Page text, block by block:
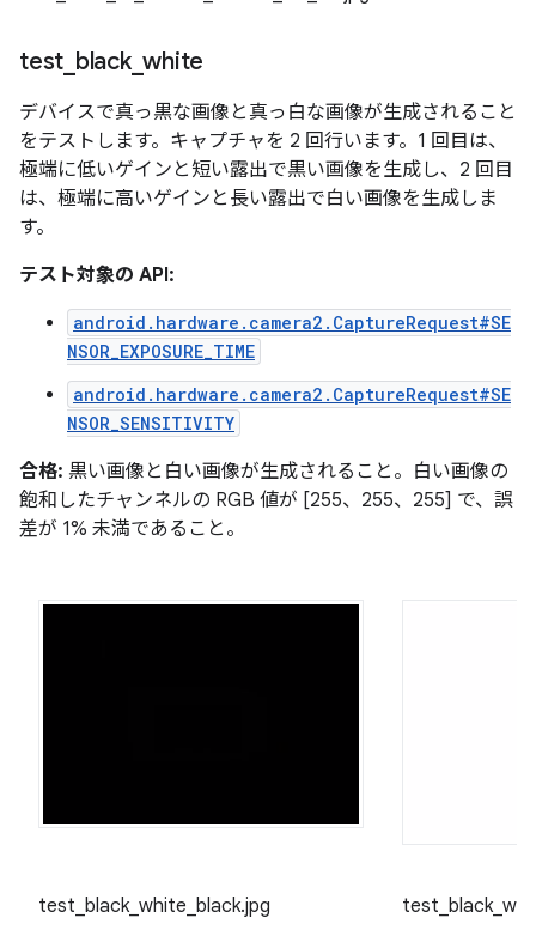
test black_white
デバイスで真っ黒な画像と真っ白な画像が生成されること
をテストします。キャプチャを 2 回行います。1 回目は、
極端に低いゲインと短い露出で黒い画像を生成し、2 回目
は、極端に高いゲインと長い露出で白い画像を生成しま
す。
テスト対象の API:
android.hardware.camera2.CaptureRequest#SE
NSOR_EXPOSURE_TIME
android.hardware.camera2.CaptureRequest#SE
NSOR_SENSITIVITY
合格: 黒い画像と白い画像が生成されること。白い画像の
飽和したチャンネルの RGB 値が [255、255、255] で、誤
差が 1% 未満であること。
test_black_white_black.jpg